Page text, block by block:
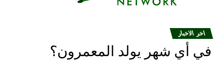
اخر الاخبار
في أي شهر يولد المعمرون؟